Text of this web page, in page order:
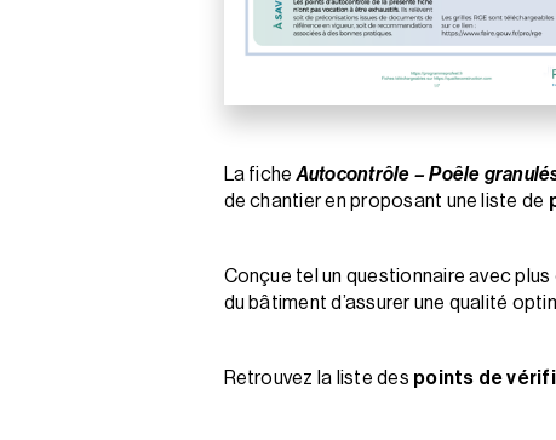
La fiche Autocontrôle – Poêle
de chantier en proposant une liste de
Conçue tel un questionnaire avec
du bâtiment d’assurer une qualité
Retrouvez la liste des points de